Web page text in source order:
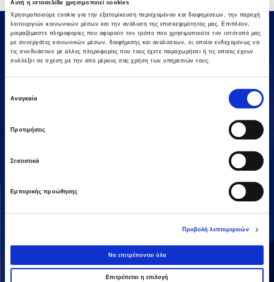
Αυτή η ιστοσελίδα χρησιμοποιεί cookies
Χρησιμοποιούμε cookie για την εξατομίκευση περιεχομένου και διαφημίσεων, την παροχή
λειτουργιών κοινωνικών μέσων και την ανάλυση της επισκεψιμότητάς μας. Επιπλέον,
μοιραζόμαστε πληροφορίες που αφορούν τον τρόπο που χρησιμοποιείτε τον ιστότοπό μας
με συνεργάτες κοινωνικών μέσων, διαφήμισης και αναλύσεων, οι οποίοι ενδεχομένως να
τις συνδυάσουν με άλλες πληροφορίες που τους έχετε παραχωρήσει ή τις οποίες έχουν
συλλέξει σε σχέση με την από μέρους σας χρήση των υπηρεσιών τους.
Αναγκαία
Προτιμήσεις
Στατιστικά
Εμπορικής προώθησης
Προβολή λεπτομερειών
Να επιτρέπονται όλα
Επιτρέπεται η επιλογή
ΟΜΙΛΟΣ AVAX
Οι Άνθρωποί μας
ΔΡΑΣΤΗΡΙΟΤΗΤΕΣ
Ενέργεια
Παραχωρήσεις / ΣΔΙΤ
Ανάπτυξη Ακινήτων